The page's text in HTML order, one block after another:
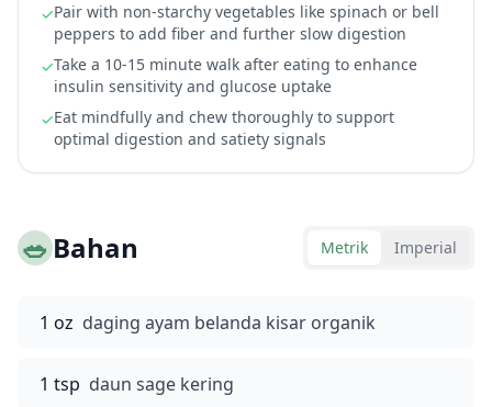
✓Pair with non-starchy vegetables like spinach or bell
peppers to add fiber and further slow digestion
✓Take a 10-15 minute walk after eating to enhance
insulin sensitivity and glucose uptake
✓Eat mindfully and chew thoroughly to support
optimal digestion and satiety signals
🥗Bahan Metrik Imperial
1 oz daging ayam belanda kisar organik
1 tsp daun sage kering